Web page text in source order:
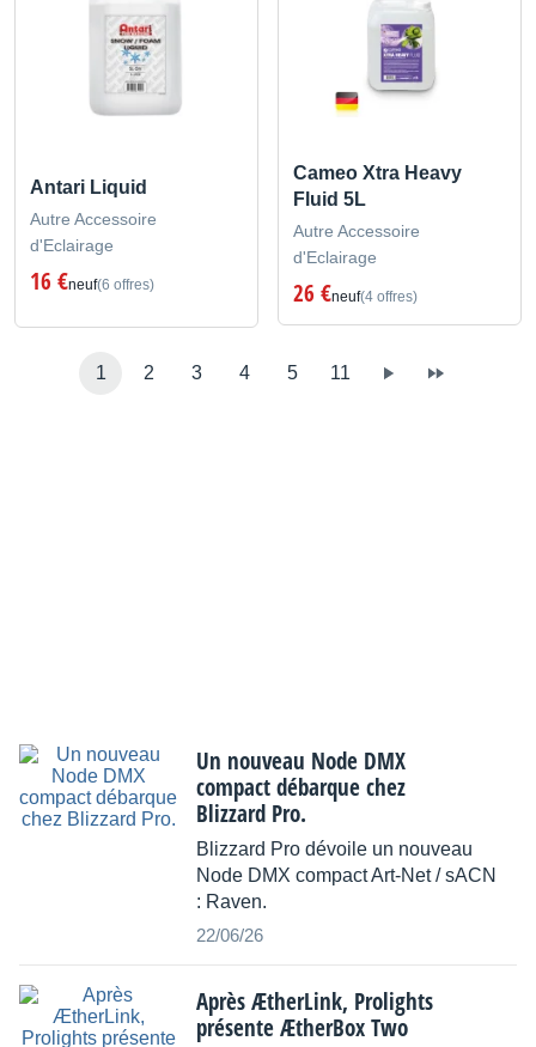
Antari Liquid
Autre Accessoire
d'Eclairage
16 €neuf(6 offres)
Cameo Xtra Heavy
Fluid 5L
Autre Accessoire
d'Eclairage
26 €neuf(4 offres)
1 2 3 4 5 11
Un nouveau Node DMX
compact débarque chez
Blizzard Pro.
Blizzard Pro dévoile un nouveau
Node DMX compact Art-Net / sACN
: Raven.
22/06/26
Après ÆtherLink, Prolights
présente ÆtherBox Two